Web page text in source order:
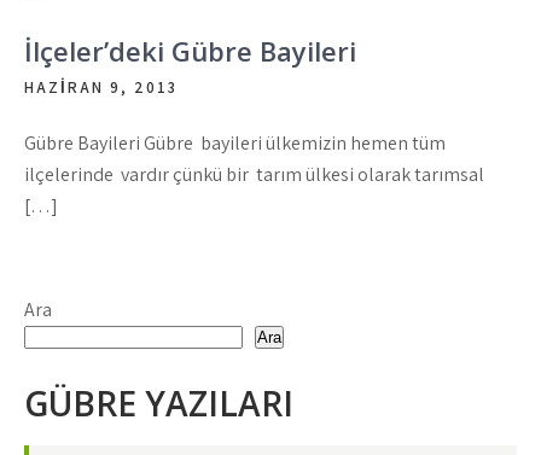
İlçeler’deki Gübre Bayileri
HAZIRAN 9, 2013
Gübre Bayileri Gübre bayileri ülkemizin hemen tüm
ilçelerinde vardır çünkü bir tarım ülkesi olarak tarımsal
[…]
Ara
Ara
GÜBRE YAZILARI